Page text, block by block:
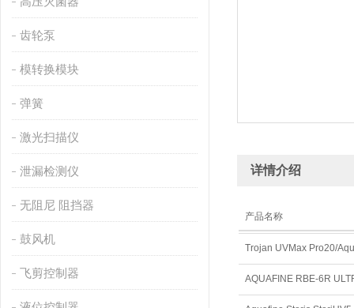
齿轮泵
模转换模块
弹簧
激光扫描仪
泄漏检测仪
无阻尼 阻挡器
鼓风机
飞剪控制器
详情介绍
产品名称
Trojan UVMax Pro20/